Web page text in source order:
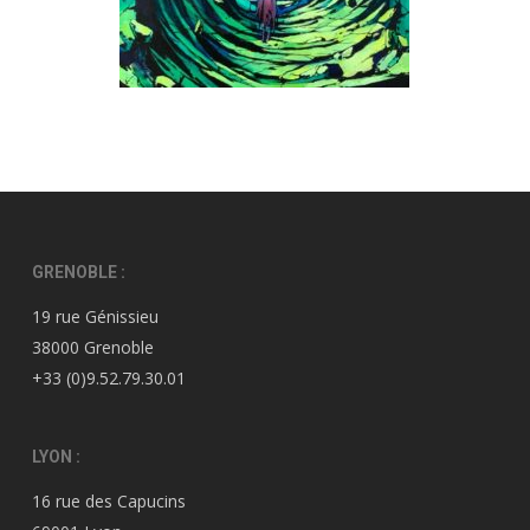
GRENOBLE :
19 rue Génissieu
38000 Grenoble
+33 (0)9.52.79.30.01
LYON :
16 rue des Capucins